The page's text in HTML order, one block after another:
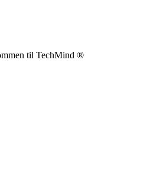
til TechMind ®